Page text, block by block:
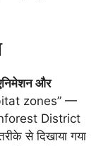
और
zones” —
District
से दिखाया गया